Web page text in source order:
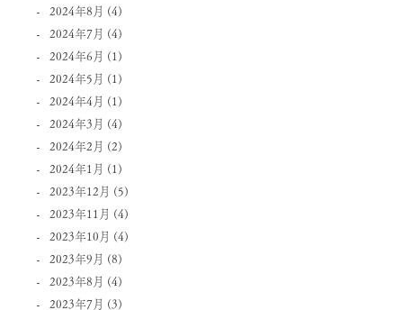
2024年8月 (4)
2024年7月 (4)
2024年6月 (1)
2024年5月 (1)
2024年4月 (1)
2024年3月 (4)
2024年2月 (2)
2024年1月 (1)
2023年12月 (5)
2023年11月 (4)
2023年10月 (4)
2023年9月 (8)
2023年8月 (4)
2023年7月 (3)